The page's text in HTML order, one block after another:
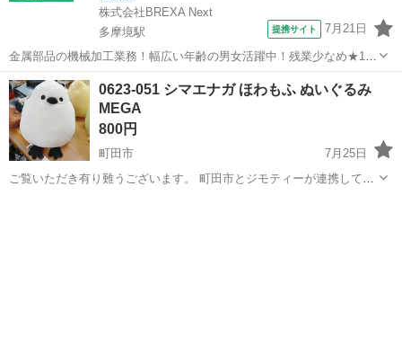
株式会社BREXA Next
多摩境駅
提携サイト 7月21日
金属部品の機械加工業務！幅広い年齢の男女活躍中！残業少なめ★1食
300円～食堂利用可★便利な日払い制度あり！働きやすい空調完備
♪《東京都町田市》 人気の工場のお仕事 ◇ワイヤーカット・NC旋盤・
機械加工のお仕事 ◇ ①金...
東京 町田市 多摩境駅 その他
0623-051 シマエナガ ほわもふ ぬいぐるみ
MEGA
800円
町田市
7月25日
ご覧いただき有り難うございます。 町田市とジモティーが連携して運